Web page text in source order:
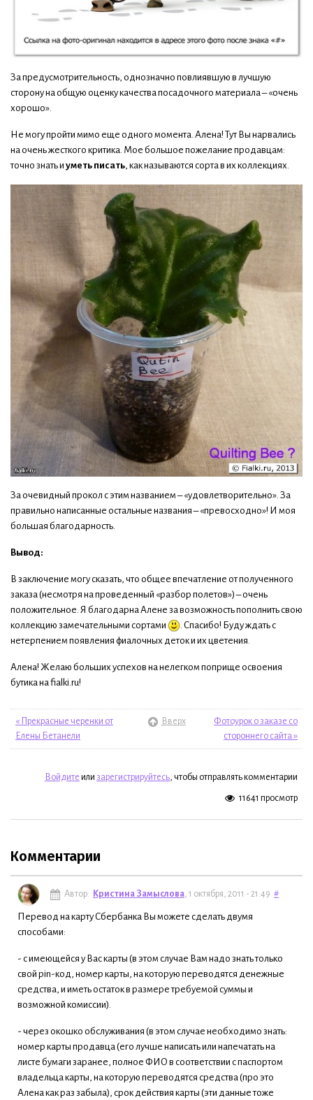
За предусмотрительность, однозначно повлиявшую в лучшую
сторону на общую оценку качества посадочного материала – «очень
хорошо».
Не могу пройти мимо еще одного момента. Алена! Тут Вы нарвались
на очень жесткого критика. Мое большое пожелание продавцам:
точно знать и уметь писать, как называются сорта в их коллекциях.
За очевидный прокол с этим названием – «удовлетворительно». За
правильно написанные остальные названия – «превосходно»! И моя
большая благодарность.
Вывод:
В заключение могу сказать, что общее впечатление от полученного
заказа (несмотря на проведенный «разбор полетов») – очень
положительное. Я благодарна Алене за возможность пополнить свою
коллекцию замечательными сортами
. Спасибо! Буду ждать с
нетерпением появления фиалочных деток и их цветения.
Алена! Желаю больших успехов на нелегком поприще освоения
бутика на fialki.ru!
« Прекрасные черенки от
Елены Бетанели
Вверх
Фотоурок о заказе со
стороннего сайта »
Войдите или зарегистрируйтесь, чтобы отправлять комментарии
11641 просмотр
Комментарии
Автор: Кристина Замыслова, 1 октября, 2011 - 21:49 #
Перевод на карту Сбербанка Вы можете сделать двумя
способами:
- с имеющейся у Вас карты (в этом случае Вам надо знать только
свой pin-код, номер карты, на которую переводятся денежные
средства, и иметь остаток в размере требуемой суммы и
возможной комиссии).
- через окошко обслуживания (в этом случае необходимо знать:
номер карты продавца (его лучше написать или напечатать на
листе бумаги заранее, полное ФИО в соответствии с паспортом
владельца карты, на которую переводятся средства (про это
Алена как раз забыла), срок действия карты (эти данные тоже